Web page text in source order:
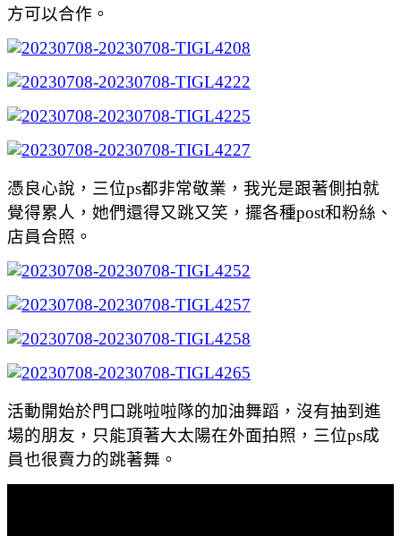
方可以合作。
憑良心說，三位ps都非常敬業，我光是跟著側拍就
覺得累人，她們還得又跳又笑，擺各種post和粉絲、
店員合照。
活動開始於門口跳啦啦隊的加油舞蹈，沒有抽到進
場的朋友，只能頂著大太陽在外面拍照，三位ps成
員也很賣力的跳著舞。